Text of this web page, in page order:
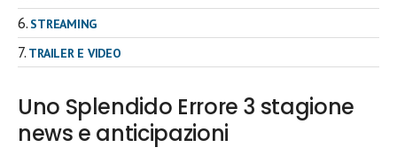
STREAMING
TRAILER E VIDEO
Uno Splendido Errore 3 stagione
news e anticipazioni